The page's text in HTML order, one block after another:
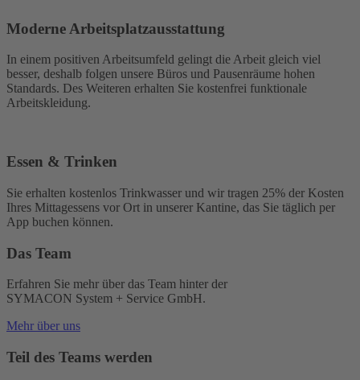
Moderne Arbeitsplatzausstattung
In einem positiven Arbeitsumfeld gelingt die Arbeit gleich viel
besser, deshalb folgen unsere Büros und Pausenräume hohen
Standards. Des Weiteren erhalten Sie kostenfrei funktionale
Arbeitskleidung.
Essen & Trinken
Sie erhalten kostenlos Trinkwasser und wir tragen 25% der Kosten
Ihres Mittagessens vor Ort in unserer Kantine, das Sie täglich per
App buchen können.
Das Team
Erfahren Sie mehr über das Team hinter der
SYMACON System + Service GmbH.
Mehr über uns
Teil des Teams werden